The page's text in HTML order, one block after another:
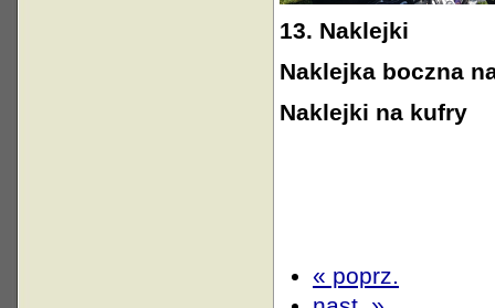
13. Naklejki
Naklejka boczna
Naklejki na kufry
« poprz.